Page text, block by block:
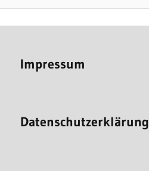
Impressum
Datenschutzerklärung